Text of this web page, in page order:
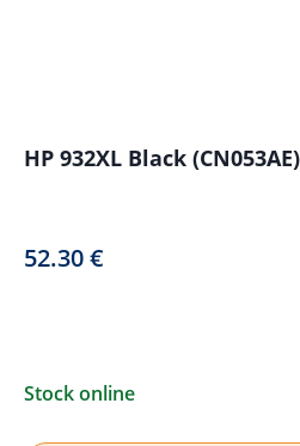
HP 932XL Black
52.30€
Stock online